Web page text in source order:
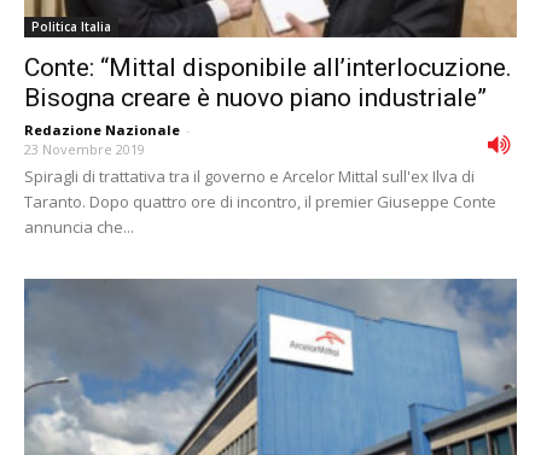
Politica Italia
Conte: “Mittal disponibile all’interlocuzione.
Bisogna creare è nuovo piano industriale”
Redazione Nazionale -
23 Novembre 2019
Spiragli di trattativa tra il governo e Arcelor Mittal sull'ex Ilva di
Taranto. Dopo quattro ore di incontro, il premier Giuseppe Conte
annuncia che...